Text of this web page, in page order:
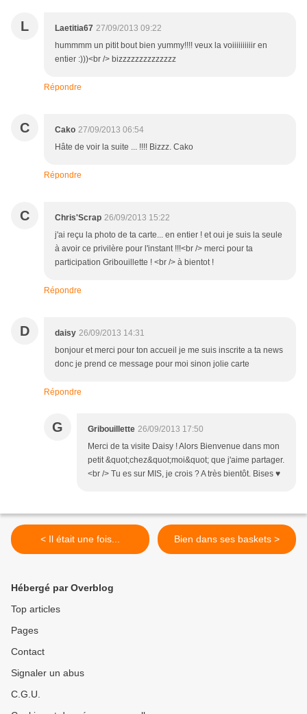
L Laetitia67 27/09/2013 09:22
hummmm un pitit bout bien yummy!!!! veux la voiiiiiiiiiir en
entier :)))<br /> bizzzzzzzzzzzzzz
Répondre
C Cako 27/09/2013 06:54
Hâte de voir la suite ... !!!! Bizzz. Cako
Répondre
C Chris'Scrap 26/09/2013 15:22
j'ai reçu la photo de ta carte... en entier ! et oui je suis la seule
à avoir ce privilère pour l'instant !!!<br /> merci pour ta
participation Gribouillette ! <br /> à bientot !
Répondre
D daisy 26/09/2013 14:31
bonjour et merci pour ton accueil je me suis inscrite a ta news
donc je prend ce message pour moi sinon jolie carte
Répondre
G Gribouillette 26/09/2013 17:50
Merci de ta visite Daisy ! Alors Bienvenue dans mon
petit &quot;chez&quot;moi&quot; que j'aime partager.
<br /> Tu es sur MIS, je crois ? A très bientôt. Bises ♥
< Il était une fois... Bien dans ses baskets >
Hébergé par Overblog
Top articles
Pages
Contact
Signaler un abus
C.G.U.